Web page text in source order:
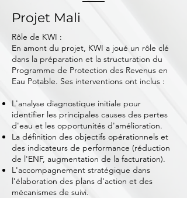
Projet Mali
Rôle de KWI :
En amont du projet, KWI a joué un rôle clé
dans la préparation et la structuration du
Programme de Protection des Revenus en
Eau Potable. Ses interventions ont inclus :
L'analyse diagnostique initiale pour
identifier les principales causes des pertes
d'eau et les opportunités d'amélioration.
La définition des objectifs opérationnels et
des indicateurs de performance (réduction
de l'ENF, augmentation de la facturation).
L'accompagnement stratégique dans
l'élaboration des plans d'action et des
mécanismes de suivi.